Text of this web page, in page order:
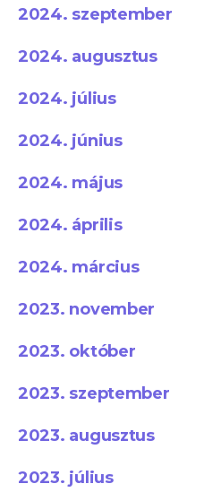
2024. szeptember
2024. augusztus
2024. július
2024. június
2024. május
2024. április
2024. március
2023. november
2023. október
2023. szeptember
2023. augusztus
2023. július